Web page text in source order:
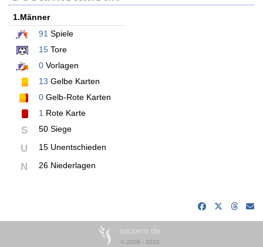
1.Männer
91 Spiele
15 Tore
0 Vorlagen
13 Gelbe Karten
0 Gelb-Rote Karten
1 Rote Karte
S 50 Siege
U 15 Unentschieden
N 26 Niederlagen
soccero.de
© 2006 - 2026